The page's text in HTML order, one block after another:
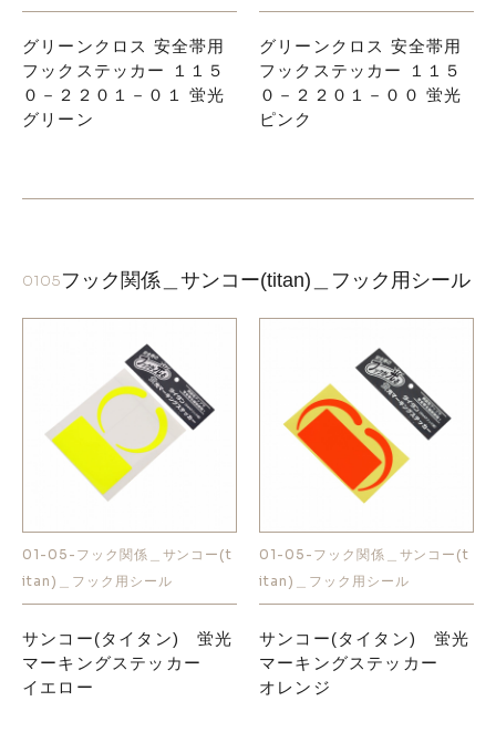
グリーンクロス 安全帯用
フックステッカー １１５
０－２２０１－０１ 蛍光
グリーン
グリーンクロス 安全帯用
フックステッカー １１５
０－２２０１－００ 蛍光
ピンク
0105フック関係＿サンコー(titan)＿フック用シール
01-05-フック関係＿サンコー(t
itan)＿フック用シール
サンコー(タイタン) 蛍光
マーキングステッカー
イエロー
01-05-フック関係＿サンコー(t
itan)＿フック用シール
サンコー(タイタン) 蛍光
マーキングステッカー
オレンジ